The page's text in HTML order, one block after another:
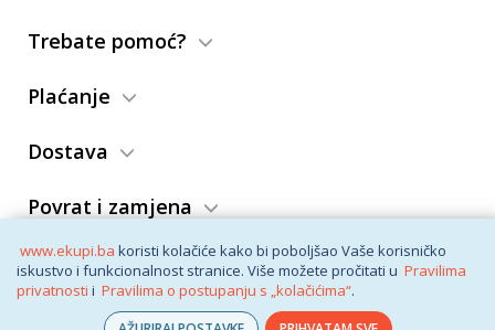
www.ekupi.ba koristi kolačiće kako bi poboljšao Vaše korisničko
iskustvo i funkcionalnost stranice. Više možete pročitati u Pravilima
privatnosti i Pravilima o postupanju s „kolačićima“.
Trebate pomoć?
Plaćanje
Dostava
Povrat i zamjena
Opći uslovi